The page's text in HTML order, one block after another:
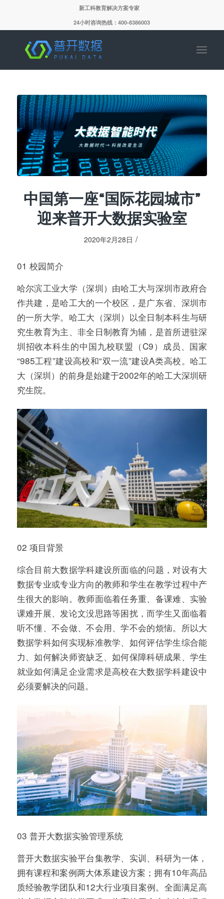
新工科教育解决方案专家
24小时咨询热线：400-8386003
中国第一座“国际花园城市”
迎来普开大数据实验室
2020年2月28日 /
01 校园简介
哈尔滨工业大学（深圳）由哈工大与深圳市政府合
作共建，是哈工大的一个校区，是广东省、深圳市
的一所大学。哈工大（深圳）以全日制本科生与研
究生教育为主、非全日制教育为辅，是首所进驻深
圳招收本科生的中国九校联盟（C9）成员、国家
“985工程”建设高校和“双一流”建设A类高校。哈工
大（深圳）的前身是始建于2002年的哈工大深圳研
究生院。
02 项目背景
综合目前大数据学科建设所面临的问题，对设有大
数据专业或专业方向的教师和学生在教学过程中产
生很大的影响。教师面临着任务重、备课难、实验
课难开展、发论文没思路等困扰，而学生又面临着
听不懂、不会做、不会用、学不会的烦恼。所以大
数据学科如何实现标准教学、如何评估学生综合能
力、如何解决师资缺乏、如何保障科研成果、学生
就业如何满足企业需求是高校在大数据学科建设中
必须要解决的问题。
03 普开大数据实验管理系统
普开大数据实验平台集教学、实训、科研为一体，
拥有课程和案例两大体系建设方案；拥有10年高品
质经验教学团队和12大行业项目案例。全面满足高